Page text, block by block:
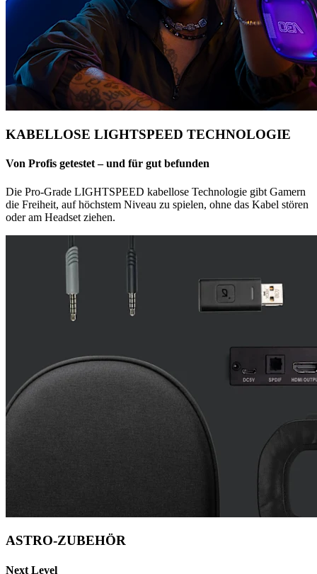
KABELLOSE LIGHTSPEED TECHNOLOGIE
Von Profis getestet – und für gut befunden
Die Pro-Grade LIGHTSPEED kabellose Technologie gibt Gamern
die Freiheit, auf höchstem Niveau zu spielen, ohne das Kabel stören
oder am Headset ziehen.
ASTRO-ZUBEHÖR
Next Level